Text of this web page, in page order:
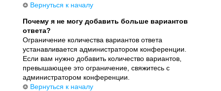
Вернуться к началу
Почему я не могу добавить больше вариантов
ответа?
Ограничение количества вариантов ответа
устанавливается администратором конференции.
Если вам нужно добавить количество вариантов,
превышающее это ограничение, свяжитесь с
администратором конференции.
Вернуться к началу